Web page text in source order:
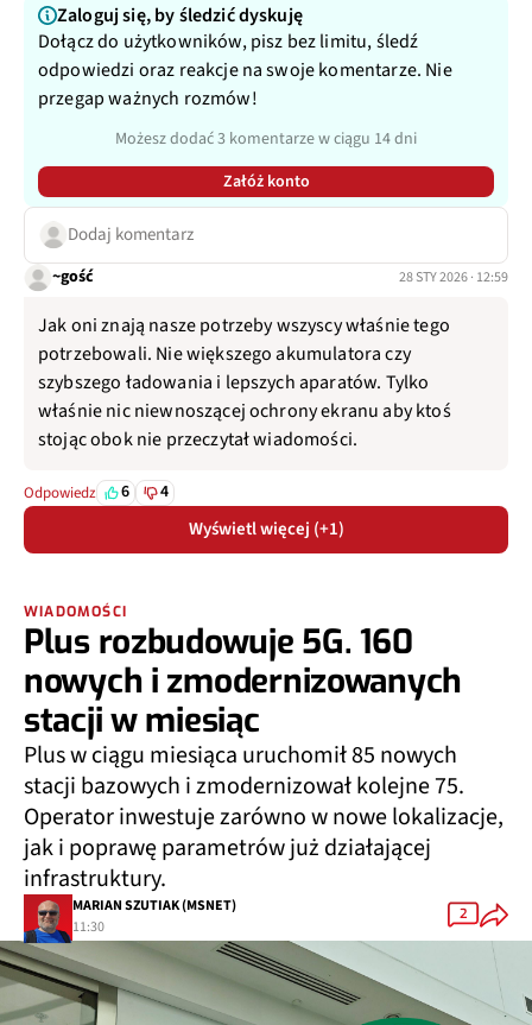
Zaloguj się, by śledzić dyskuję
Dołącz do użytkowników, pisz bez limitu, śledź
odpowiedzi oraz reakcje na swoje komentarze. Nie
przegap ważnych rozmów!
Możesz dodać 3 komentarze w ciągu 14 dni
Załóż konto
Dodaj komentarz
~gość 28 STY 2026 · 12:59
Jak oni znają nasze potrzeby wszyscy właśnie tego
potrzebowali. Nie większego akumulatora czy
szybszego ładowania i lepszych aparatów. Tylko
właśnie nic niewnoszącej ochrony ekranu aby ktoś
stojąc obok nie przeczytał wiadomości.
Odpowiedz 6 4
Wyświetl więcej (+1)
WIADOMOŚCI
Plus rozbudowuje 5G. 160
nowych i zmodernizowanych
stacji w miesiąc
Plus w ciągu miesiąca uruchomił 85 nowych
stacji bazowych i zmodernizował kolejne 75.
Operator inwestuje zarówno w nowe lokalizacje,
jak i poprawę parametrów już działającej
infrastruktury.
MARIAN SZUTIAK (MSNET)
11:30
2